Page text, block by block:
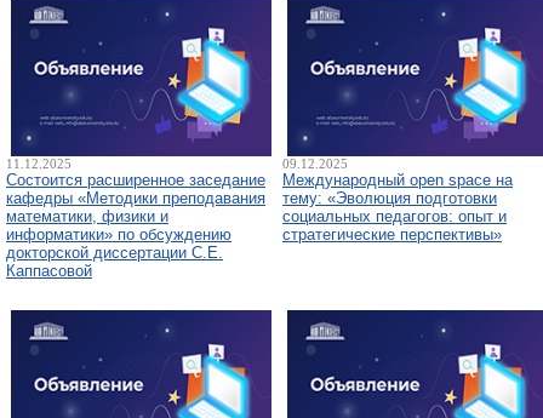
11.12.2025
Состоится расширенное заседание
кафедры «Методики преподавания
математики, физики и
информатики» по обсуждению
докторской диссертации С.Е.
Каппасовой
09.12.2025
Международный open space на
тему: «Эволюция подготовки
социальных педагогов: опыт и
стратегические перспективы»